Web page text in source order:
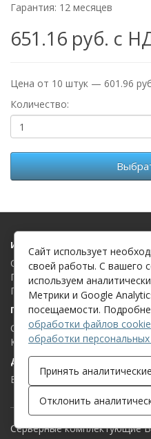
Гарантия: 12 месяцев
651.16 руб. с
Цена от 10 штук — 601.96
Количество:
Информация
О компании
Политика в отношении
Политика в отношении
Поддержка клиентов
Связаться с нами
Карта сайта
Дополнительно
Бренды
Серверные комплектующие
Сайт использует
своей работы. С вашего
используем
Метрики и Google
посещаемости.
обработки файлов cookie
обработки
Принять
Отклонить